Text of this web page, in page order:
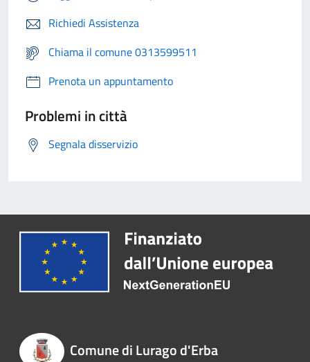
Richiedi Assistenza
Chiama il comune 0313599511
Prenota un appuntamento
Problemi in città
Segnala disservizio
Comune di Lurago d'Erba